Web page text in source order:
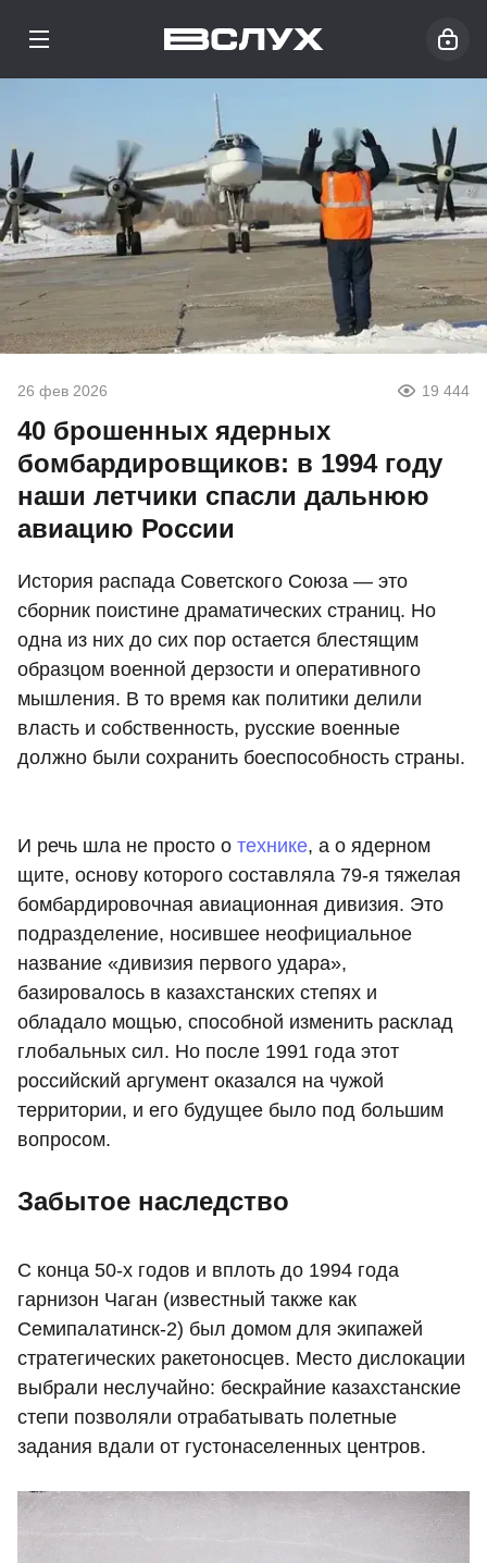
26 фев 2026 19 444
40 брошенных ядерных
бомбардировщиков: в 1994 году
наши летчики спасли дальнюю
авиацию России
История распада Советского Союза — это
сборник поистине драматических страниц. Но
одна из них до сих пор остается блестящим
образцом военной дерзости и оперативного
мышления. В то время как политики делили
власть и собственность, русские военные
должно были сохранить боеспособность страны.
И речь шла не просто о технике, а о ядерном
щите, основу которого составляла 79-я тяжелая
бомбардировочная авиационная дивизия. Это
подразделение, носившее неофициальное
название «дивизия первого удара»,
базировалось в казахстанских степях и
обладало мощью, способной изменить расклад
глобальных сил. Но после 1991 года этот
российский аргумент оказался на чужой
территории, и его будущее было под большим
вопросом.
Забытое наследство
С конца 50-х годов и вплоть до 1994 года
гарнизон Чаган (известный также как
Семипалатинск-2) был домом для экипажей
стратегических ракетоносцев. Место дислокации
выбрали неслучайно: бескрайние казахстанские
степи позволяли отрабатывать полетные
задания вдали от густонаселенных центров.